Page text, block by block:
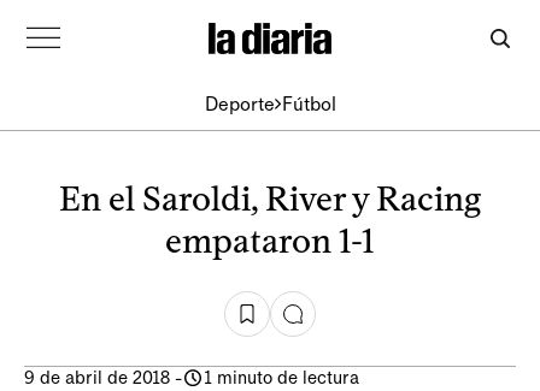
Deporte Fútbol
En el Saroldi, River y Racing
empataron 1-1
9 de abril de 2018 - 1 minuto de lectura